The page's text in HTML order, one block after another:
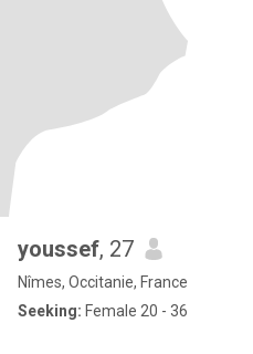
youssef, 27
Nîmes, Occitanie, France
Seeking: Female 20 - 36